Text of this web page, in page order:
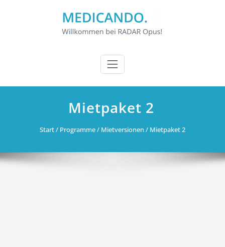
Mietpaket 2
Start/ Programme/ Mietversionen / Mietpaket 2